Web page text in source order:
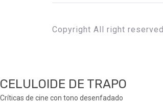
Copyright All right reserved
CELULOIDE DE TRAPO
Críticas de cine con tono desenfadado